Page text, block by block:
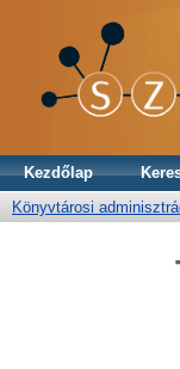
Kezdőlap
Könyvtárosi